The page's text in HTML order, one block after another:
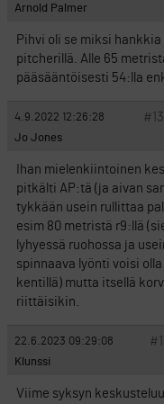
Arnold Palmer
Pihvi oli se miksi
pitcherillä. Alle 65
pääsääntöisesti 54:lla
4.9.2022 12:26:28
Jo Jones
Ihan mielenkiintoinen
pitkälti AP:tä (ja aivan
tykkään usein rullittaa
esim 80 metristä r9:llä
lyhyessä ruohossa ja
spinnaava lyönti voisi
kentillä) mutta itsellä
riittäisikin.
22.6.2023 09:29:08
Klunssi
Viime syksyn